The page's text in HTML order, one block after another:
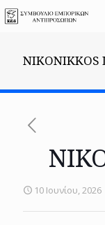
NIKONIKKOS
10 Ιουνίου, 2026